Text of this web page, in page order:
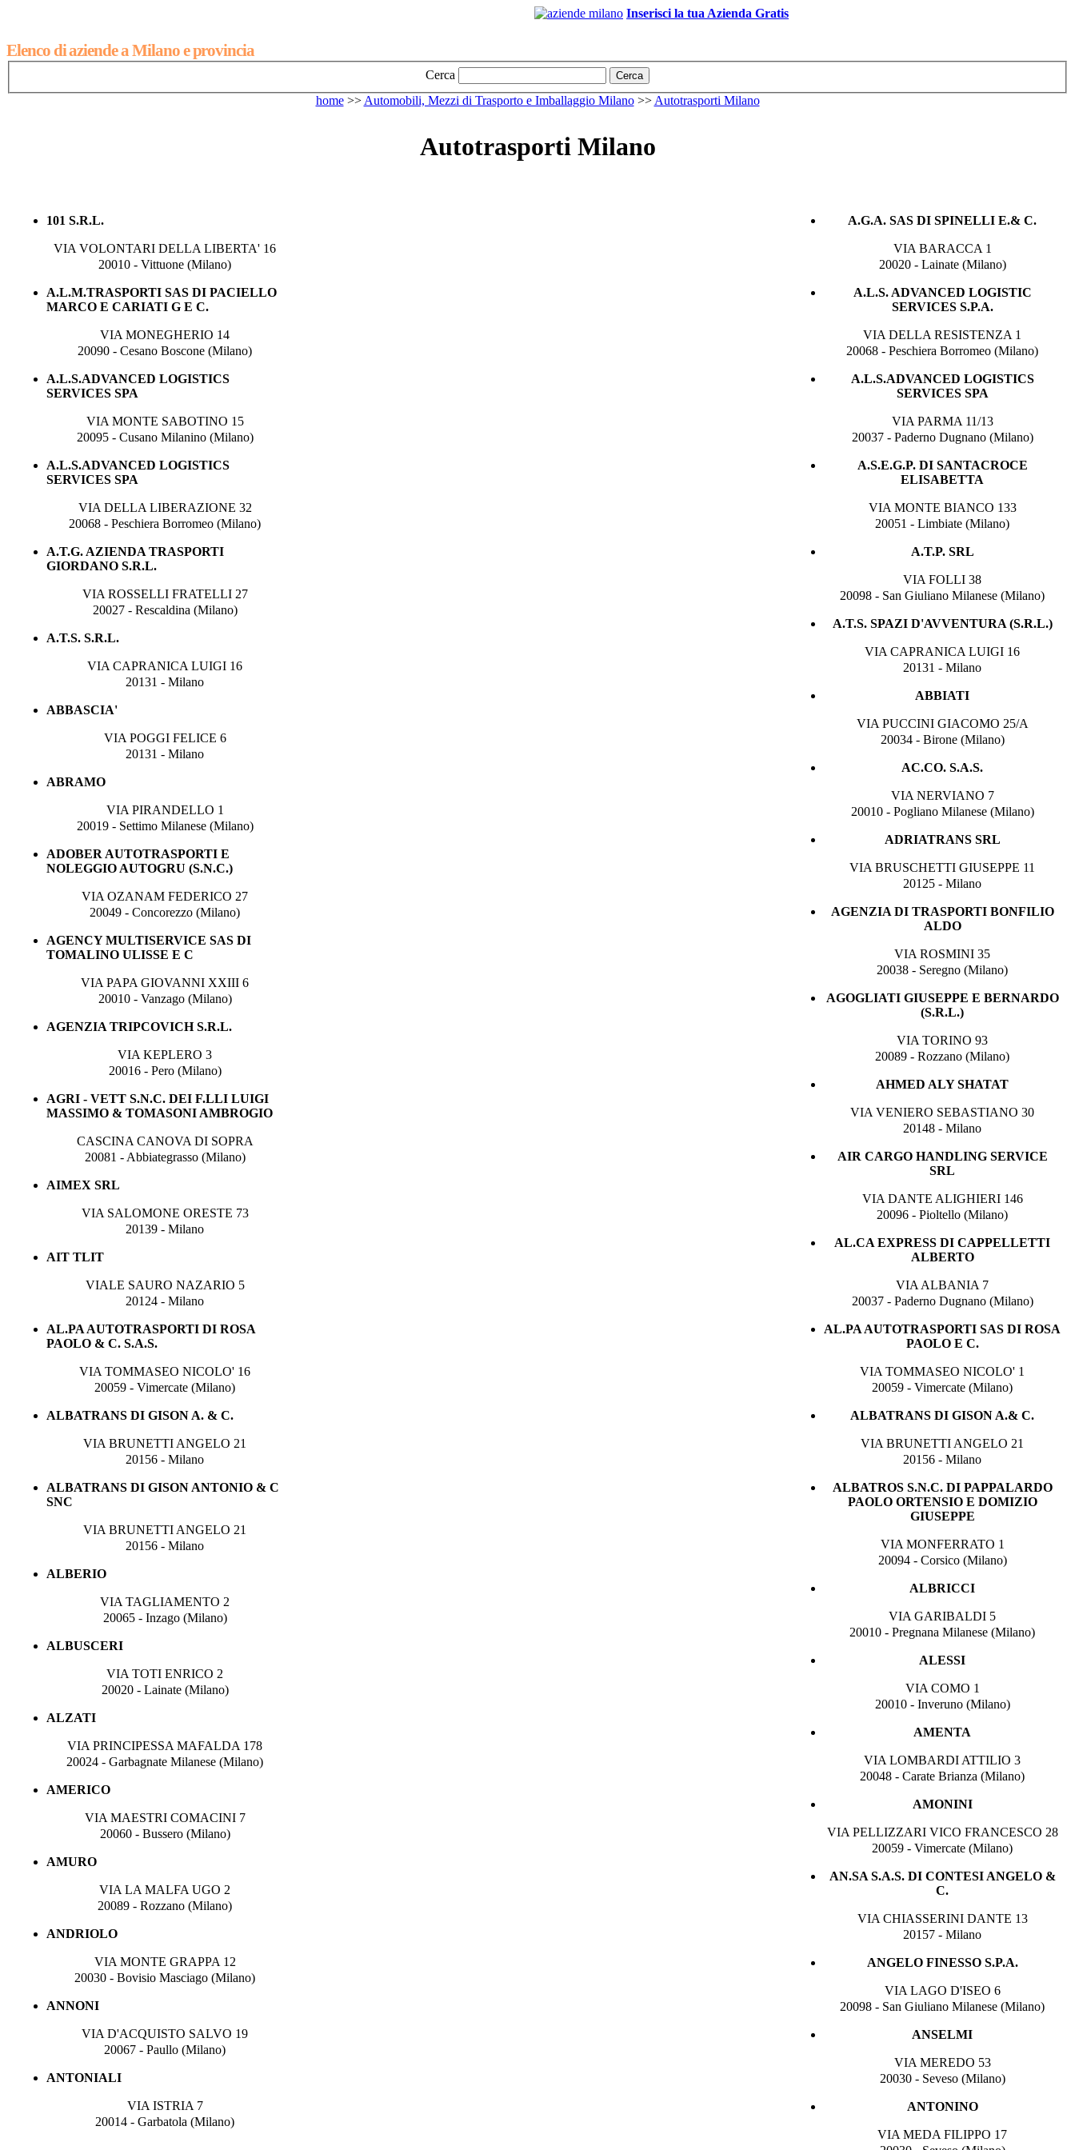
Elenco di aziende a Milano e provincia
Inserisci la tua Azienda Gratis
Cerca Cerca
home>> Automobili, Mezzi di Trasporto e Imballaggio Milano>> Autotrasporti Milano
Autotrasporti Milano
101 S.R.L.
VIA VOLONTARI DELLA LIBERTA' 16
20010 - Vittuone (Milano)
A.L.M.TRASPORTI SAS DI PACIELLO
MARCO E CARIATI G E C.
VIA MONEGHERIO 14
20090 - Cesano Boscone (Milano)
A.L.S.ADVANCED LOGISTICS
SERVICES SPA
VIA MONTE SABOTINO 15
20095 - Cusano Milanino (Milano)
A.L.S.ADVANCED LOGISTICS
SERVICES SPA
VIA DELLA LIBERAZIONE 32
20068 - Peschiera Borromeo (Milano)
A.T.G. AZIENDA TRASPORTI
GIORDANO S.R.L.
VIA ROSSELLI FRATELLI 27
20027 - Rescaldina (Milano)
A.T.S. S.R.L.
VIA CAPRANICA LUIGI 16
20131 - Milano
ABBASCIA'
VIA POGGI FELICE 6
20131 - Milano
ABRAMO
VIA PIRANDELLO 1
20019 - Settimo Milanese (Milano)
ADOBER AUTOTRASPORTI E
NOLEGGIO AUTOGRU (S.N.C.)
VIA OZANAM FEDERICO 27
20049 - Concorezzo (Milano)
AGENCY MULTISERVICE SAS DI
TOMALINO ULISSE E C
VIA PAPA GIOVANNI XXIII 6
20010 - Vanzago (Milano)
AGENZIA TRIPCOVICH S.R.L.
VIA KEPLERO 3
20016 - Pero (Milano)
AGRI - VETT S.N.C. DEI F.LLI LUIGI
MASSIMO & TOMASONI AMBROGIO
CASCINA CANOVA DI SOPRA
20081 - Abbiategrasso (Milano)
AIMEX SRL
VIA SALOMONE ORESTE 73
20139 - Milano
AIT TLIT
VIALE SAURO NAZARIO 5
20124 - Milano
AL.PA AUTOTRASPORTI DI ROSA
PAOLO & C. S.A.S.
VIA TOMMASEO NICOLO' 16
20059 - Vimercate (Milano)
ALBATRANS DI GISON A. & C.
VIA BRUNETTI ANGELO 21
20156 - Milano
ALBATRANS DI GISON ANTONIO & C
SNC
VIA BRUNETTI ANGELO 21
20156 - Milano
ALBERIO
VIA TAGLIAMENTO 2
20065 - Inzago (Milano)
ALBUSCERI
VIA TOTI ENRICO 2
20020 - Lainate (Milano)
ALZATI
VIA PRINCIPESSA MAFALDA 178
20024 - Garbagnate Milanese (Milano)
AMERICO
VIA MAESTRI COMACINI 7
20060 - Bussero (Milano)
AMURO
VIA LA MALFA UGO 2
20089 - Rozzano (Milano)
ANDRIOLO
VIA MONTE GRAPPA 12
20030 - Bovisio Masciago (Milano)
ANNONI
VIA D'ACQUISTO SALVO 19
20067 - Paullo (Milano)
ANTONIALI
VIA ISTRIA 7
20014 - Garbatola (Milano)
A.G.A. SAS DI SPINELLI E.& C.
VIA BARACCA 1
20020 - Lainate (Milano)
A.L.S. ADVANCED LOGISTIC
SERVICES S.P.A.
VIA DELLA RESISTENZA 1
20068 - Peschiera Borromeo (Milano)
A.L.S.ADVANCED LOGISTICS
SERVICES SPA
VIA PARMA 11/13
20037 - Paderno Dugnano (Milano)
A.S.E.G.P. DI SANTACROCE
ELISABETTA
VIA MONTE BIANCO 133
20051 - Limbiate (Milano)
A.T.P. SRL
VIA FOLLI 38
20098 - San Giuliano Milanese (Milano)
A.T.S. SPAZI D'AVVENTURA (S.R.L.)
VIA CAPRANICA LUIGI 16
20131 - Milano
ABBIATI
VIA PUCCINI GIACOMO 25/A
20034 - Birone (Milano)
AC.CO. S.A.S.
VIA NERVIANO 7
20010 - Pogliano Milanese (Milano)
ADRIATRANS SRL
VIA BRUSCHETTI GIUSEPPE 11
20125 - Milano
AGENZIA DI TRASPORTI BONFILIO
ALDO
VIA ROSMINI 35
20038 - Seregno (Milano)
AGOGLIATI GIUSEPPE E BERNARDO
(S.R.L.)
VIA TORINO 93
20089 - Rozzano (Milano)
AHMED ALY SHATAT
VIA VENIERO SEBASTIANO 30
20148 - Milano
AIR CARGO HANDLING SERVICE
SRL
VIA DANTE ALIGHIERI 146
20096 - Pioltello (Milano)
AL.CA EXPRESS DI CAPPELLETTI
ALBERTO
VIA ALBANIA 7
20037 - Paderno Dugnano (Milano)
AL.PA AUTOTRASPORTI SAS DI ROSA
PAOLO E C.
VIA TOMMASEO NICOLO' 1
20059 - Vimercate (Milano)
ALBATRANS DI GISON A.& C.
VIA BRUNETTI ANGELO 21
20156 - Milano
ALBATROS S.N.C. DI PAPPALARDO
PAOLO ORTENSIO E DOMIZIO
GIUSEPPE
VIA MONFERRATO 1
20094 - Corsico (Milano)
ALBRICCI
VIA GARIBALDI 5
20010 - Pregnana Milanese (Milano)
ALESSI
VIA COMO 1
20010 - Inveruno (Milano)
AMENTA
VIA LOMBARDI ATTILIO 3
20048 - Carate Brianza (Milano)
AMONINI
VIA PELLIZZARI VICO FRANCESCO 28
20059 - Vimercate (Milano)
AN.SA S.A.S. DI CONTESI ANGELO &
C.
VIA CHIASSERINI DANTE 13
20157 - Milano
ANGELO FINESSO S.P.A.
VIA LAGO D'ISEO 6
20098 - San Giuliano Milanese (Milano)
ANSELMI
VIA MEREDO 53
20030 - Seveso (Milano)
ANTONINO
VIA MEDA FILIPPO 17